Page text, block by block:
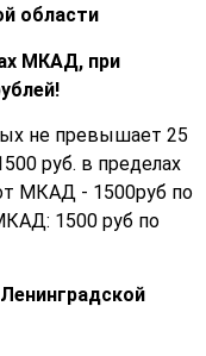
области
МКАД, при
не превышает 25
руб. в пределах
МКАД - 1500руб по
1500 руб по